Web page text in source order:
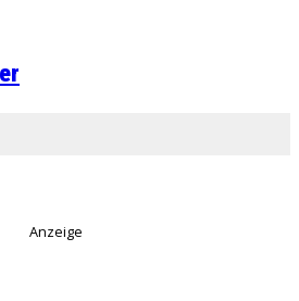
Anzeige